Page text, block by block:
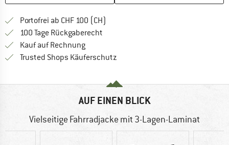
Portofrei ab CHF 100 (CH)
100 Tage Rückgaberecht
Kauf auf RechnungFinde die Zahlungs-Infos hier! Öffnet
Trusted Shops Käuferschutz
AUF EINEN BLICK
Vielseitige Fahrradjacke mit 3-Lagen-Laminat